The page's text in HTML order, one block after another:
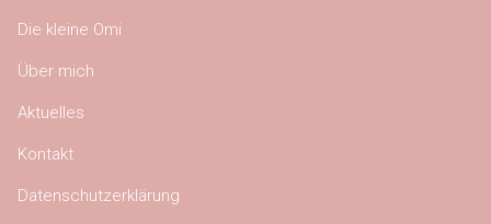
Die kleine Omi
Über mich
Aktuelles
Kontakt
Datenschutzerklärung